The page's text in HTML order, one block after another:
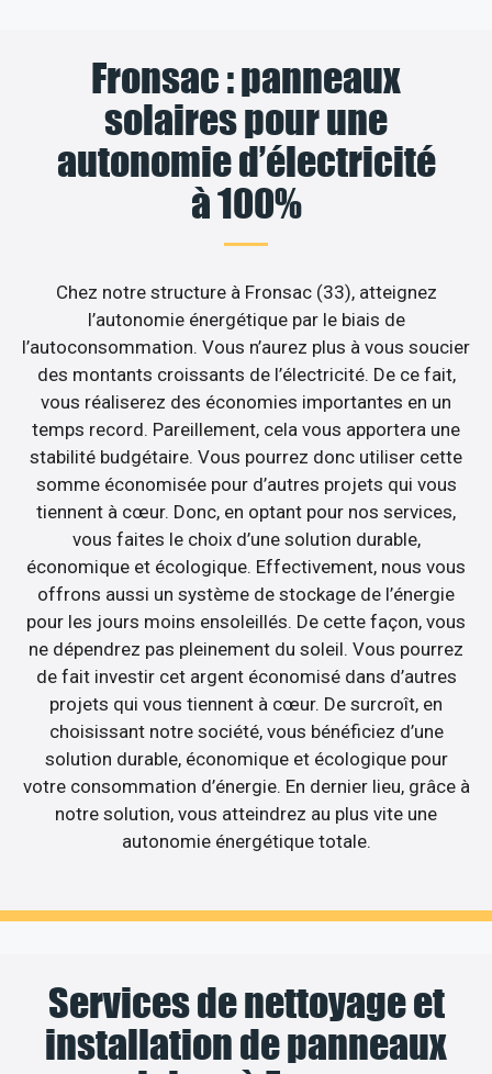
Fronsac : panneaux
solaires pour une
autonomie d’électricité
à 100%
Chez notre structure à Fronsac (33), atteignez
l’autonomie énergétique par le biais de
l’autoconsommation. Vous n’aurez plus à vous soucier
des montants croissants de l’électricité. De ce fait,
vous réaliserez des économies importantes en un
temps record. Pareillement, cela vous apportera une
stabilité budgétaire. Vous pourrez donc utiliser cette
somme économisée pour d’autres projets qui vous
tiennent à cœur. Donc, en optant pour nos services,
vous faites le choix d’une solution durable,
économique et écologique. Effectivement, nous vous
offrons aussi un système de stockage de l’énergie
pour les jours moins ensoleillés. De cette façon, vous
ne dépendrez pas pleinement du soleil. Vous pourrez
de fait investir cet argent économisé dans d’autres
projets qui vous tiennent à cœur. De surcroît, en
choisissant notre société, vous bénéficiez d’une
solution durable, économique et écologique pour
votre consommation d’énergie. En dernier lieu, grâce à
notre solution, vous atteindrez au plus vite une
autonomie énergétique totale.
Services de nettoyage et
installation de panneaux